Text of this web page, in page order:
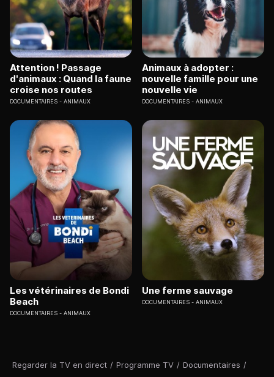
Regarder la TV en direct / Programme TV / Documentaires /
Attention ! Passage
d'animaux : Quand la faune
croise nos routes
DOCUMENTAIRES ANIMAUX
Animaux à adopter :
nouvelle famille pour une
nouvelle vie
DOCUMENTAIRES ANIMAUX
Les vétérinaires de Bondi
Beach
DOCUMENTAIRES ANIMAUX
Une ferme sauvage
DOCUMENTAIRES ANIMAUX